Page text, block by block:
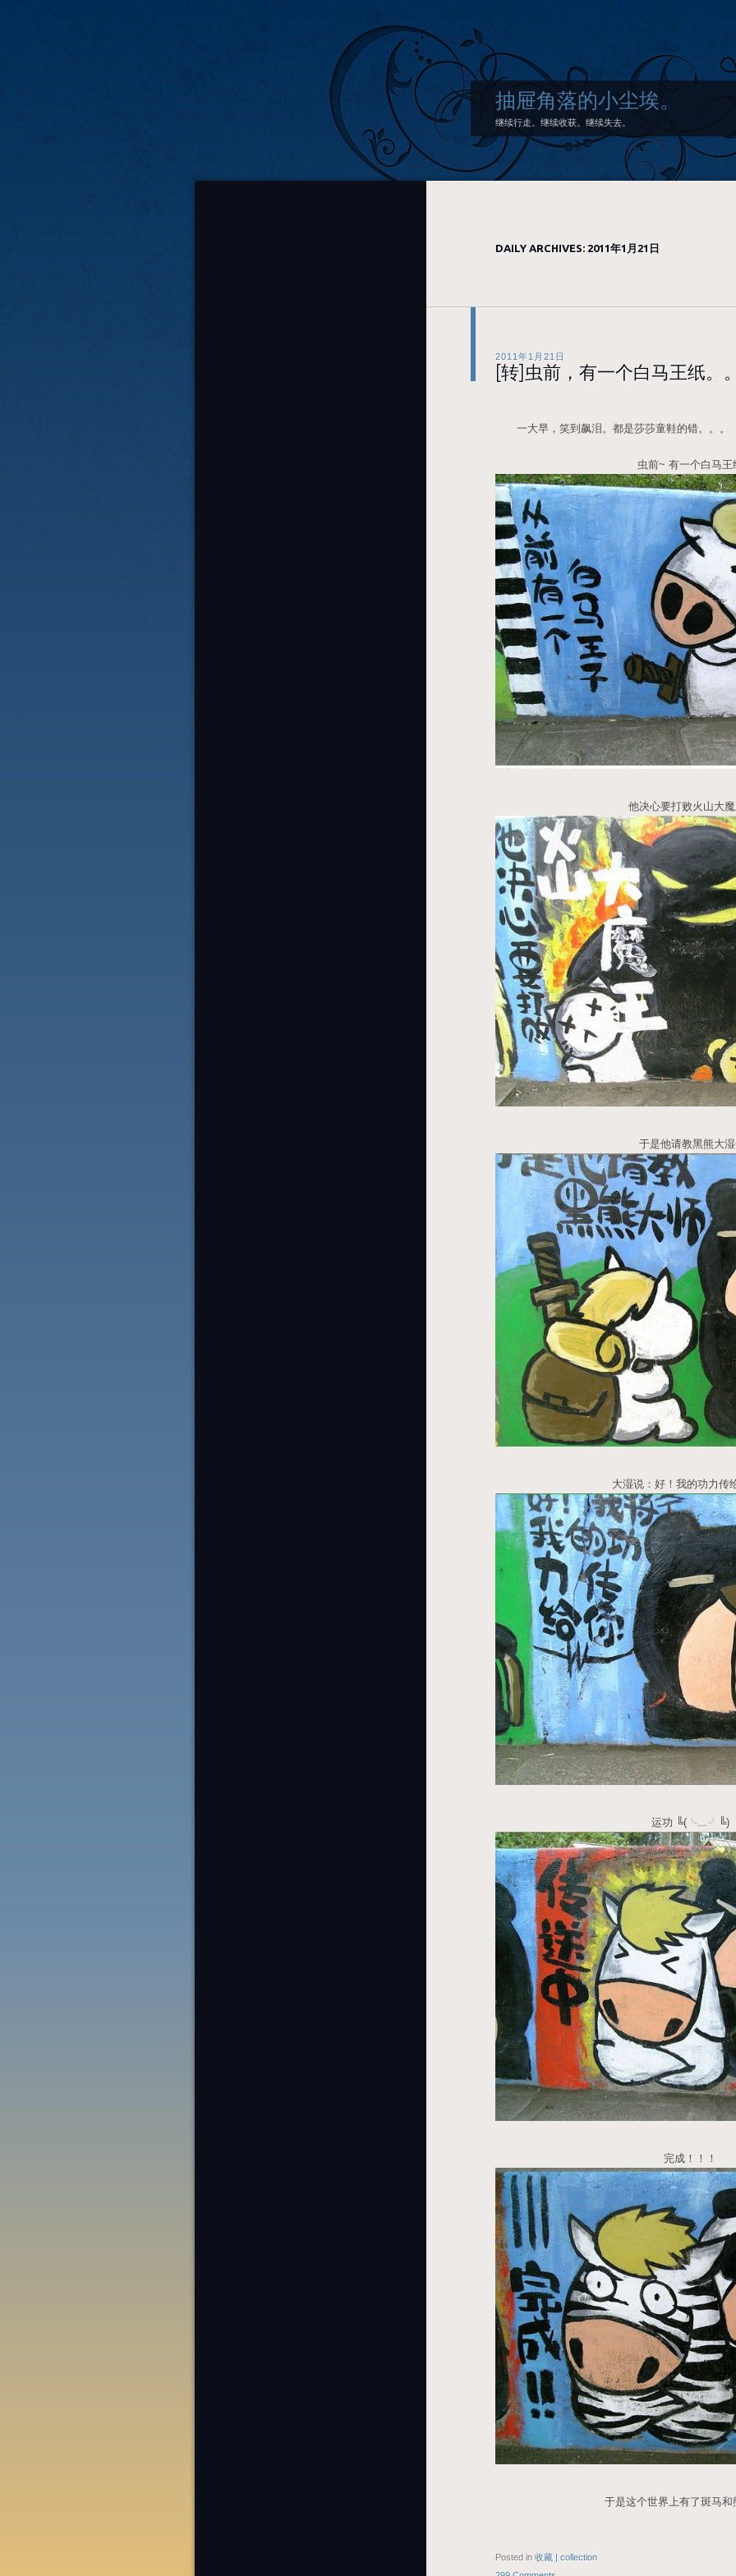
抽屉角落的小尘埃。
继续行走。继续收获。继续失去。
DAILY ARCHIVES: 2011年1月21日
2011年1月21日
[转]虫前，有一个白马王纸。
一大早，笑到飙泪。都是莎莎童鞋的错。。。
虫前~ 有一个白马王
他决心要打败火山大
于是他请教黑熊大
大湿说：好！我的功力传
运功 ╚(╰﹏╯╚)
完成！！！
于是这个世界上有了斑马
Posted in 收藏 | collection